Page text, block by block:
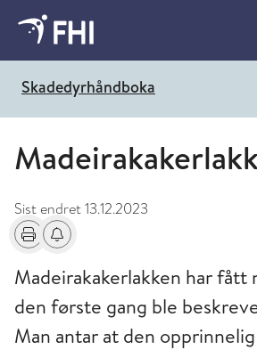
Skadedyrhåndboka
Madeirakakerlakk
Sist endret13.12.2023
Skriv utFå varsel om endringer
Madeirakakerlakken har
den første gang ble
Man antar at den